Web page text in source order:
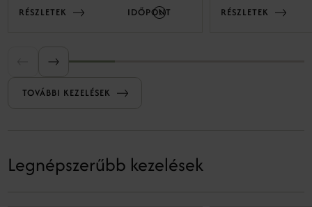
RÉSZLETEK IDŐPONT RÉSZLETEK
TOVÁBBI KEZELÉSEK
Legnépszerűbb kezelések